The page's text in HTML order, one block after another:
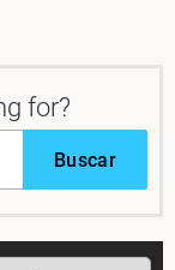
for?
Buscar